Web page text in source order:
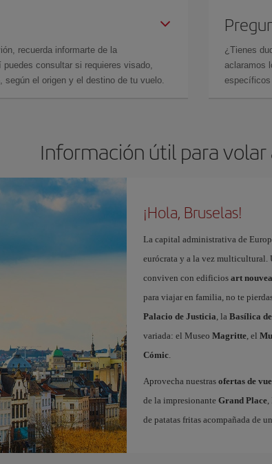
recuerda informarte de la
consultar si requieres visado,
según el origen y el destino de tu vuelo.
¿Tienes
aclaramos
específicos
Información útil para volar
¡Hola, Bruselas!
La capital administrativa de
eurócrata y a la vez multicultural.
conviven con edificios art
para viajar en familia, no te
Palacio de Justicia, la Basílica
variada: el Museo Magritte, el
Cómic.
Aprovecha nuestras ofertas de
de la impresionante Grand Place,
de patatas fritas acompañada de